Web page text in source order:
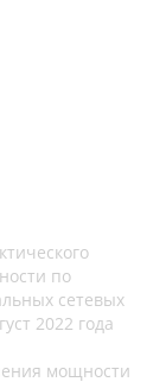
по
сетевых
2022 года
мощности